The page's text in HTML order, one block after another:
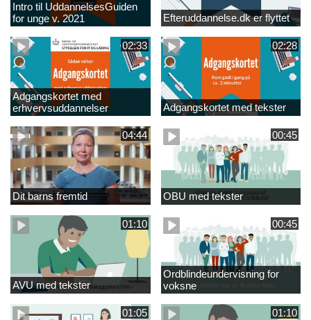
Intro til UddannelsesGuiden
for unge v. 2021
Efteruddannelse.dk er flyttet
02:33
Adgangskortet med
erhvervsuddannelser
02:28
Adgangskortet med tekster
04:44
Dit barns fremtid
00:45
OBU med tekster
01:10
AVU med tekster
00:45
Ordblindeundervisning for
voksne
01:05 01:10